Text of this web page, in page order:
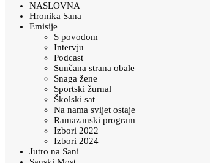
NASLOVNA
Hronika Sana
Emisije
S povodom
Intervju
Podcast
Sunčana strana obale
Snaga žene
Sportski žurnal
Školski sat
Na nama svijet ostaje
Ramazanski program
Izbori 2022
Izbori 2024
Jutro na Sani